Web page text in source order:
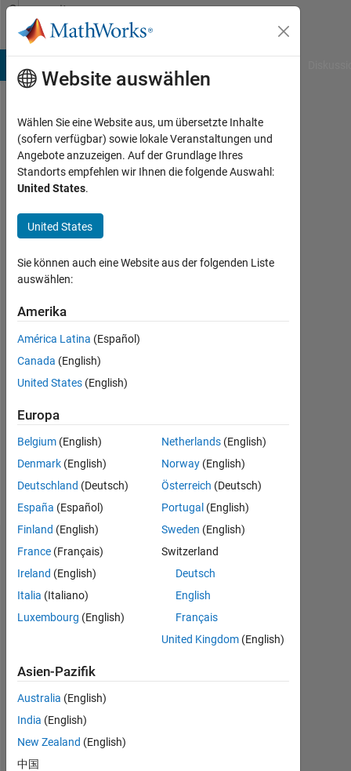
Weiter zum Inhalt
Community
Profile
Avish
Porwal
Last
mehr
als 5
Jahre
Aktiv
seit
2020
0
Following:
0
Follow
Dashboard
Statistik
MATLAB Answers
BEITRÄGE L
1
Website auswählen
Wählen Sie eine Website aus, um übersetzte Inhalte
(sofern verfügbar) sowie lokale Veranstaltungen und
Angebote anzuzeigen. Auf der Grundlage Ihres
Standorts empfehlen wir Ihnen die folgende Auswahl:
United States.
United States
Sie können auch eine Website aus der folgenden Liste
auswählen:
Amerika
América Latina (Español)
Canada (English)
United States (English)
Europa
Belgium (English)
Denmark (English)
Deutschland (Deutsch)
España (Español)
Finland (English)
France (Français)
Ireland (English)
Italia (Italiano)
Luxembourg (English)
Netherlands (English)
Norway (English)
Österreich (Deutsch)
Portugal (English)
Sweden (English)
Switzerland
Deutsch
English
Français
United Kingdom (English)
Asien-Pazifik
Australia (English)
India (English)
New Zealand (English)
中国